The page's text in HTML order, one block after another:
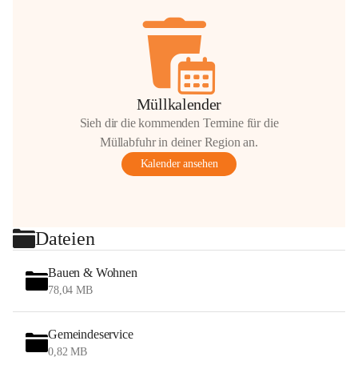
Müllkalender
Sieh dir die kommenden Termine für die
Müllabfuhr in deiner Region an.
Kalender ansehen
Dateien
Bauen & Wohnen
78,04 MB
Gemeindeservice
0,82 MB